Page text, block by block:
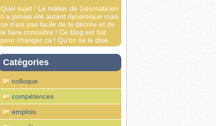
Quel sujet ! Le métier de Géomaticien
n'a jamais été autant dynamique mais
ce n'est pas facile de le décrire et de
le faire connaître ! Ce blog est fait
pour changer ca ! Qu'on se le dise.
Catégories
colloque
compétences
emplois